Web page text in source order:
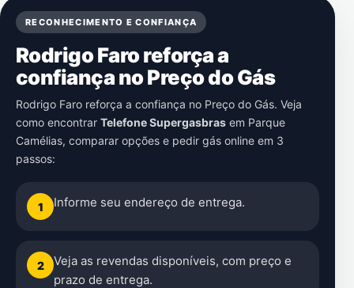
RECONHECIMENTO E CONFIANÇA
Rodrigo Faro reforça a
confiança no Preço do Gás
Rodrigo Faro reforça a confiança no Preço do Gás. Veja
como encontrar Telefone Supergasbras em Parque
Camélias, comparar opções e pedir gás online em 3
passos:
1 Informe seu endereço de entrega.
2
Veja as revendas disponíveis, com preço e
prazo de entrega.